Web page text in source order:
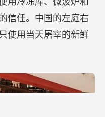
信任。中国的左庭右
使用当天屠宰的新鲜